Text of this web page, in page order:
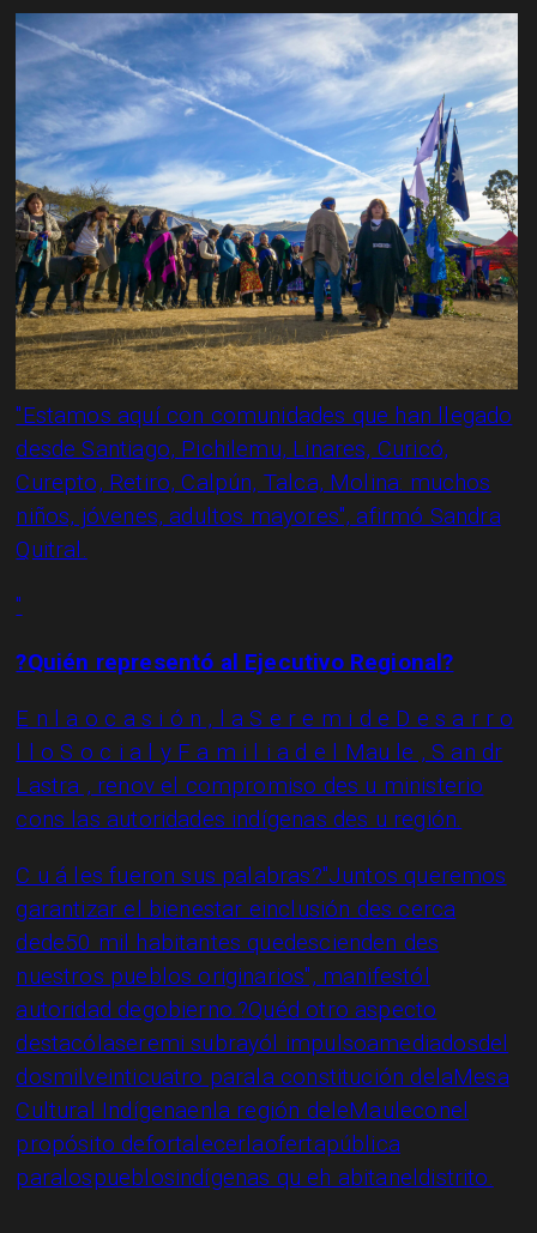
"Estamos aquí con comunidades que han llegado
desde Santiago, Pichilemu, Linares, Curicó,
Curepto, Retiro, Calpún, Talca, Molina: muchos
niños, jóvenes, adultos mayores", afirmó Sandra
Quitral.
"
?Quién representó al Ejecutivo Regional?
E n l a o c a s i ó n , l a S e r e m i d e D e s a r r o
l l o S o c i a l y F a m i l i a d e l Mau le , S an dr
Lastra , renov el compromiso des u ministerio
cons las autoridades indígenas des u región.
C u á les fueron sus palabras?"Juntos queremos
garantizar el bienestar einclusión des cerca
dede50 mil habitantes quedescienden des
nuestros pueblos originarios", manifestól
autoridad degobierno.?Quéd otro aspecto
destacólaseremi subrayól impulsoamediadosdel
dosmilveinticuatro parala constitución delaMesa
Cultural Indígenaenla región deleMauleconel
propósito defortalecerlaofertapública
paralospueblosindígenas qu eh abitaneldistrito.